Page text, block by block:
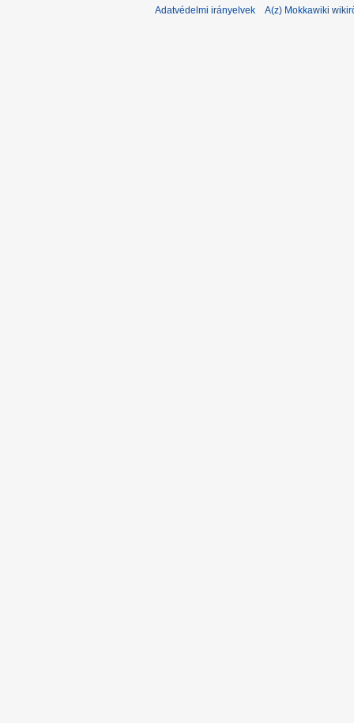
Adatvédelmi irányelvek A(z) Mokkawiki